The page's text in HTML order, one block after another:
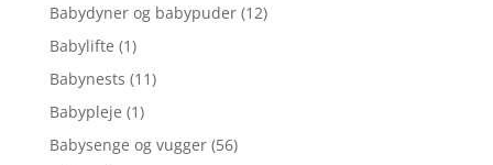
Babydyner og babypuder (12)
Babylifte (1)
Babynests (11)
Babypleje (1)
Babysenge og vugger (56)